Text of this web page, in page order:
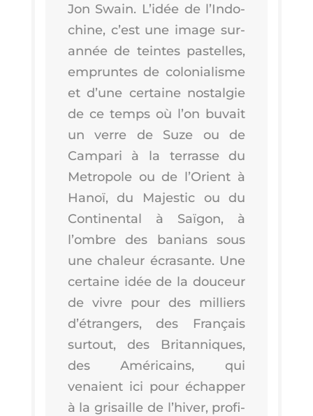
Jon Swain. L’i­dée de l’In­do­
chine, c’est une image sur­
an­née de teintes pas­telles,
empruntes de colo­nia­lisme
et d’une cer­taine nos­tal­gie
de ce temps où l’on buvait
un verre de Suze ou de
Cam­pa­ri à la ter­rasse du
Metro­pole ou de l’O­rient à
Hanoï, du Majes­tic ou du
Conti­nen­tal à Saï­gon, à
l’ombre des banians sous
une cha­leur écra­sante. Une
cer­taine idée de la dou­ceur
de vivre pour des mil­liers
d’é­tran­gers, des Fran­çais
sur­tout, des Bri­tan­niques,
des Amé­ri­cains, qui
venaient ici pour échap­per
à la gri­saille de l’hi­ver, pro­fi­